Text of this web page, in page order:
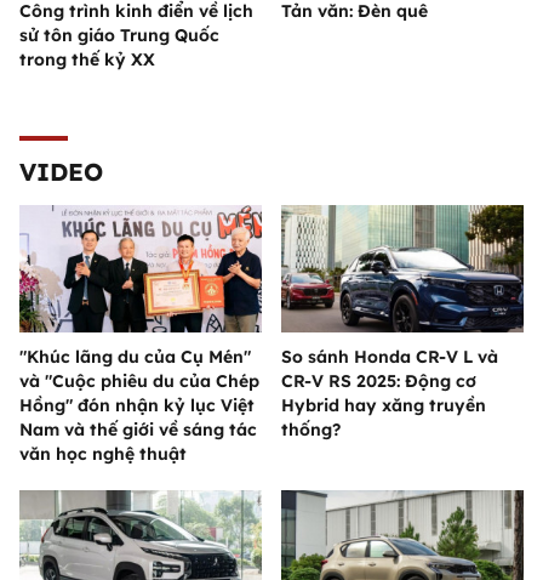
Công trình kinh điển về lịch
sử tôn giáo Trung Quốc
trong thế kỷ XX
Tản văn: Đèn quê
VIDEO
"Khúc lãng du của Cụ Mén"
và "Cuộc phiêu du của Chép
Hồng" đón nhận kỷ lục Việt
Nam và thế giới về sáng tác
văn học nghệ thuật
So sánh Honda CR-V L và
CR-V RS 2025: Động cơ
Hybrid hay xăng truyền
thống?